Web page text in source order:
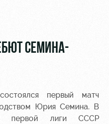
СЕМИНА-
первый матч
Юрия Семина. В
первой лиги СССР